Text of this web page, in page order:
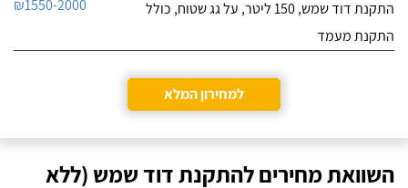
התקנת דוד שמש, 150 ליטר, על גג שטוח, כולל
התקנת מעמד
₪1550-2000
למחירון המלא
השוואת מחירים להתקנת דוד שמש (ללא